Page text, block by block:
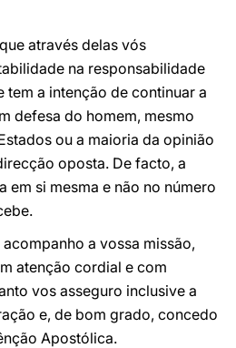
através delas vós
na responsabilidade
tem a intenção de continuar a
defesa do homem, mesmo
ou a maioria da opinião
oposta. De facto, a
em si mesma e não no número
a vossa missão,
atenção cordial e com
vos asseguro inclusive a
e, de bom grado, concedo
Apostólica.